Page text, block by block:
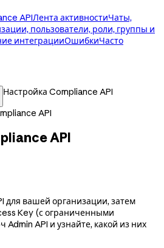
APIЛента активностиЧаты,
пользователи, роли, группы и
интеграцииОшибкиЧасто
Настройка Compliance API
API
API
для вашей организации, затем
Key (с ограниченными
API и узнайте, какой из них